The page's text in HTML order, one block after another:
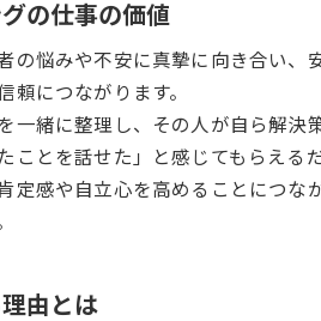
の仕事の価値
の悩みや不安に真摯に向き合い
頼につながります。
一緒に整理し、その人が自ら解
ことを話せた」と感じてもらえる
定感や自立心を高めることにつ
由とは